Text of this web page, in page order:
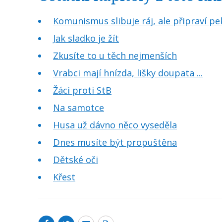
Komunismus slibuje ráj, ale připraví
Jak sladko je žít
Zkusíte to u těch nejmenších
Vrabci mají hnízda, lišky doupata ...
Žáci proti StB
Na samotce
Husa už dávno něco vyseděla
Dnes musíte být propuštěna
Dětské oči
Křest